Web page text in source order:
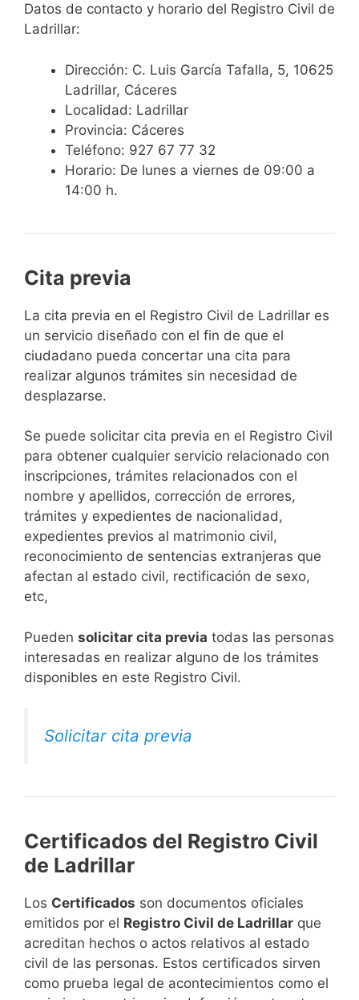
Datos de contacto y horario del Registro Civil de
Ladrillar:
Dirección: C. Luis García Tafalla, 5, 10625
Ladrillar, Cáceres
Localidad: Ladrillar
Provincia: Cáceres
Teléfono: 927 67 77 32
Horario: De lunes a viernes de 09:00 a
14:00 h.
Cita previa
​​​​​​​​​​​​​​​​​​​​​​​​​​​​La cita previa en el Registro Civil de Ladrillar es
un servicio diseñado con el fin de que el
ciudadano pueda concertar una cita para
realizar algunos trámites sin necesidad de
desplazarse.​
Se puede solicitar cita previa en el Registro Civil
para obtener cualquier servicio relacionado con
inscripciones, trámites relacionados con el
nombre y apellidos, corrección de errores,
trámites y expedientes de nacionalidad,
expedientes previos al matrimonio civil,
reconocimiento de sentencias extranjeras que
afectan al estado civil, rectificación de sexo,
etc,
​Pueden solicitar cita previa todas las personas
interesadas en realizar alguno de los trámites
disponibles en este Registro Civil.​
Solicitar cita previa
Certificados del Registro Civil
de Ladrillar
Los Certificados son documentos oficiales
emitidos por el Registro Civil de Ladrillar que
acreditan hechos o actos relativos al estado
civil de las personas. Estos certificados sirven
como prueba legal de acontecimientos como el